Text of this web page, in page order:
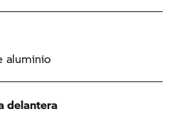
aluminio
delantera